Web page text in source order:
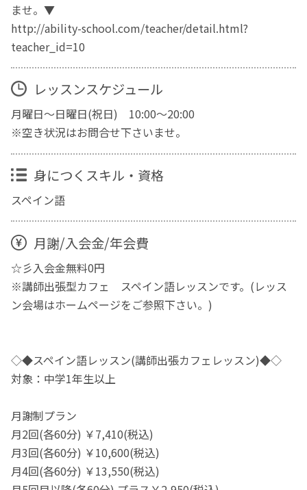
ませ。▼
http://ability-school.com/teacher/detail.html?
teacher_id=10
レッスンスケジュール
月曜日～日曜日(祝日) 10:00～20:00
※空き状況はお問合せ下さいませ。
身につくスキル・資格
スペイン語
月謝/入会金/年会費
☆彡入会金無料0円
※講師出張型カフェ スペイン語レッスンです。(レッス
ン会場はホームページをご参照下さい。)
◇◆スペイン語レッスン(講師出張カフェレッスン)◆◇
対象：中学1年生以上
月謝制プラン
月2回(各60分) ￥7,410(税込)
月3回(各60分) ￥10,600(税込)
月4回(各60分) ￥13,550(税込)